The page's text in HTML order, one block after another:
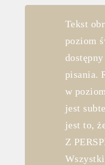
Tekst
poziom
pisania.
w
jest
jest to,
Z